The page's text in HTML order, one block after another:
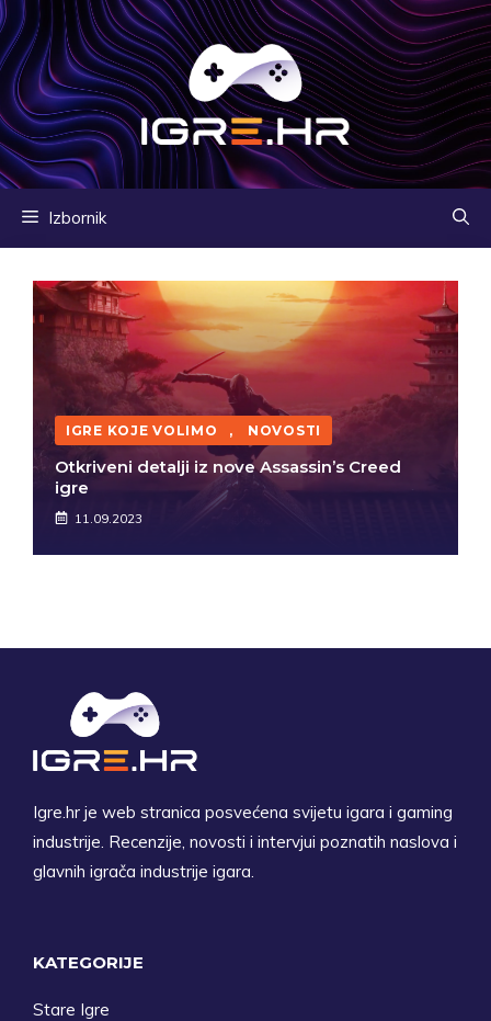
Preskoči
na
sadržaj
Izbornik
IGRE KOJE VOLIMO , NOVOSTI
Otkriveni detalji iz nove Assassin’s Creed
igre
11.09.2023
Igre.hr je web stranica posvećena svijetu igara i gaming
industrije. Recenzije, novosti i intervjui poznatih naslova i
glavnih igrača industrije igara.
KATEGORIJE
Stare Igre